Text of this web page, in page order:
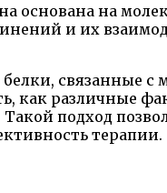
основана на
и их
связанные
как различные
подход
терапии.